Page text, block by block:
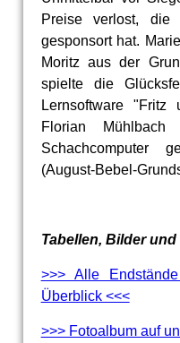
Preise verlost, die
gesponsort hat.
Moritz aus der
spielte die
Lernsoftware
Florian Mühlbach
Schachcomputer
(August-Bebel-
Tabellen, Bilder
>>> Alle
Überblick <<<
>>> Fotoalbum auf